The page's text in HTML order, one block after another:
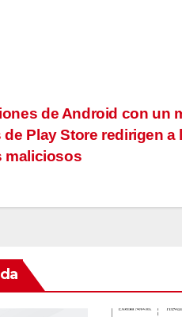
de Android con un
Play Store redirigen a
maliciosos